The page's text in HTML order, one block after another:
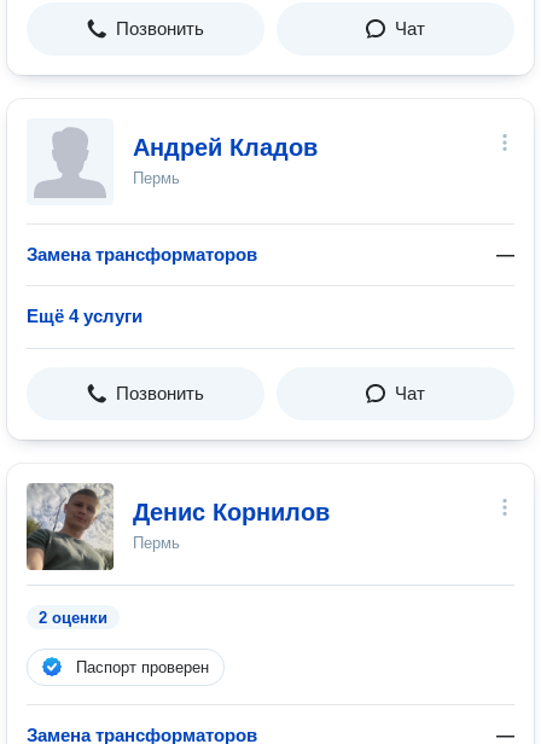
Позвонить Чат
Андрей Кладов
Пермь
Замена трансформаторов —
Ещё 4 услуги
Позвонить Чат
Денис Корнилов
Пермь
2 оценки
Паспорт проверен
Замена трансформаторов —